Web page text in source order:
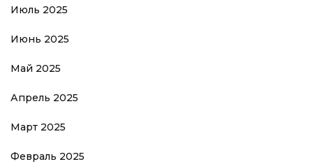
Июль 2025
Июнь 2025
Май 2025
Апрель 2025
Март 2025
Февраль 2025